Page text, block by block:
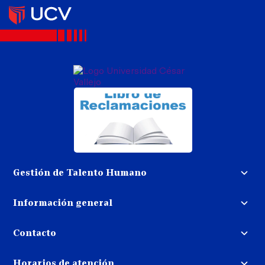
Gestión de Talento Humano
Trabaja con nosotros
Información general
dinero
Libro de reclamaciones
Contacto